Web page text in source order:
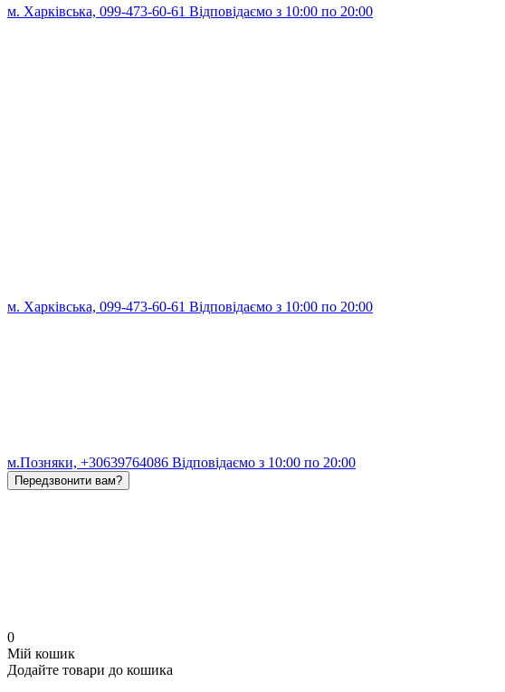
м. Харківська, 099-473-60-61 Відповідаємо з 10:00 по 20:00
м. Харківська, 099-473-60-61 Відповідаємо з 10:00 по 20:00
м.Позняки, +30639764086 Відповідаємо з 10:00 по 20:00
Передзвонити вам?
0
Мій кошик
Додайте товари до кошика